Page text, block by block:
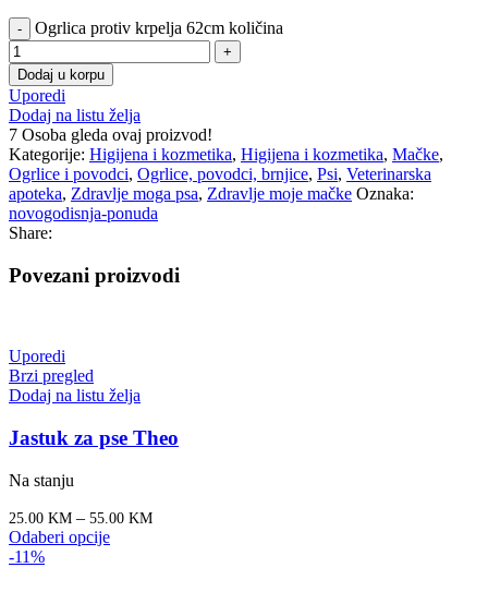
Ogrlica protiv krpelja 62cm količina
Dodaj u korpu
Uporedi
Dodaj na listu želja
7 Osoba gleda ovaj proizvod!
Kategorije: Higijena i kozmetika, Higijena i kozmetika, Mačke,
Ogrlice i povodci, Ogrlice, povodci, brnjice, Psi, Veterinarska
apoteka, Zdravlje moga psa, Zdravlje moje mačke Oznaka:
novogodisnja-ponuda
Share:
Povezani proizvodi
Uporedi
Brzi pregled
Dodaj na listu želja
Jastuk za pse Theo
Na stanju
25.00 KM – 55.00 KM
Odaberi opcije
-11%